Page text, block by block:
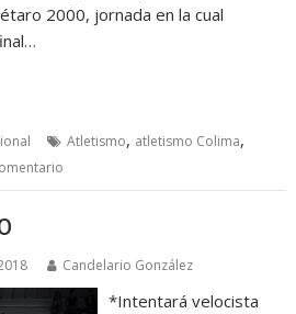
2000, jornada en la cual
Atletismo, atletismo Colima,
Candelario González
*Intentará velocista